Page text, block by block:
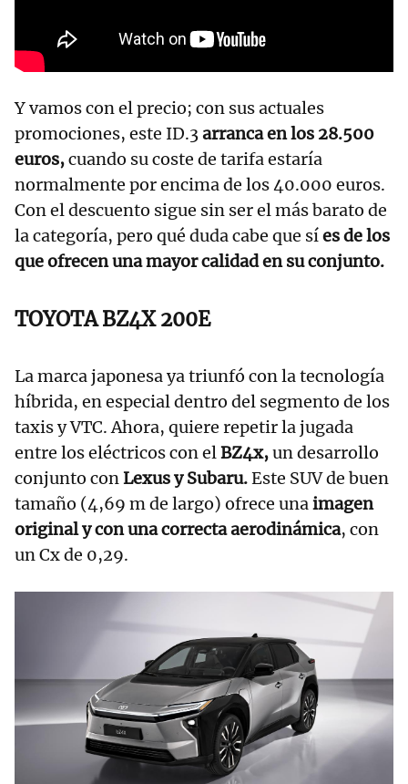
Y vamos con el precio; con sus actuales
promociones, este ID.3arranca en los 28.500
euros,cuando su coste de tarifa estaría
normalmente por encima de los 40.000 euros.
Con el descuento sigue sin ser el más barato de
la categoría, pero qué duda cabe que síes de los
que ofrecen una mayor calidad en su conjunto.
TOYOTA BZ4X 200E
La marca japonesa ya triunfó con la tecnología
híbrida, en especial dentro del segmento de los
taxis y VTC. Ahora, quiere repetir la jugada
entre los eléctricos con elBZ4x,un desarrollo
conjunto conLexus y Subaru.Este SUV de buen
tamaño (4,69 m de largo) ofrece unaimagen
original y con una correcta aerodinámica, con
un Cx de 0,29.